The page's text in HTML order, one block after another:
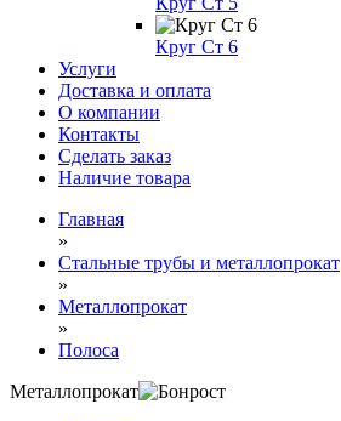
Круг Ст 6
Услуги
Доставка и оплата
О компании
Контакты
Сделать заказ
Наличие товара
Главная
»
Стальные трубы и металлопрокат
»
Металлопрокат
»
Полоса
Металлопрокат